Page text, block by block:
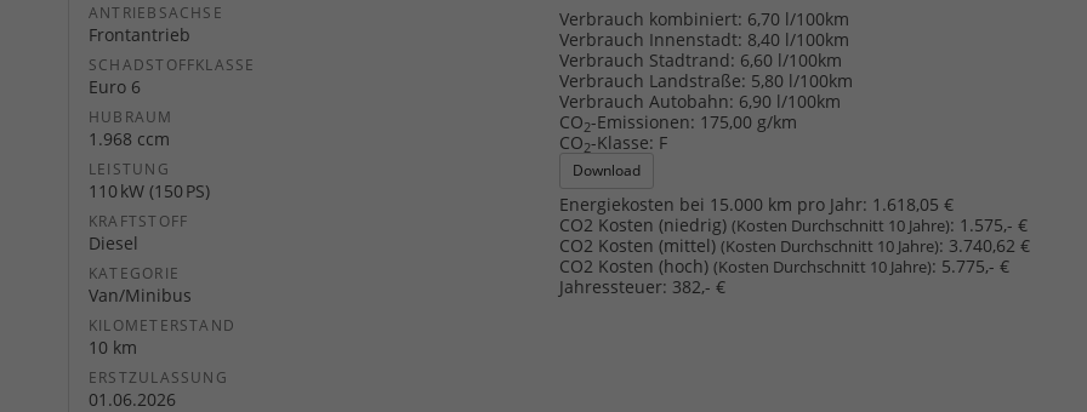
ANTRIEBSACHSE
Frontantrieb
SCHADSTOFFKLASSE
Euro 6
HUBRAUM
1.968 ccm
LEISTUNG
110 kW (150 PS)
KRAFTSTOFF
Diesel
KATEGORIE
Van/Minibus
KILOMETERSTAND
10 km
ERSTZULASSUNG
01.06.2026
Verbrauch kombiniert: 6,70 l/100km
Verbrauch Innenstadt: 8,40 l/100km
Verbrauch Stadtrand: 6,60 l/100km
Verbrauch Landstraße: 5,80 l/100km
Verbrauch Autobahn: 6,90 l/100km
CO2-Emissionen: 175,00 g/km
CO2-Klasse: F
Download
Energiekosten bei 15.000 km pro Jahr: 1.618,05 €
CO2 Kosten (niedrig) (Kosten Durchschnitt 10 Jahre): 1.575,- €
CO2 Kosten (mittel) (Kosten Durchschnitt 10 Jahre): 3.740,62 €
CO2 Kosten (hoch) (Kosten Durchschnitt 10 Jahre): 5.775,- €
Jahressteuer: 382,- €